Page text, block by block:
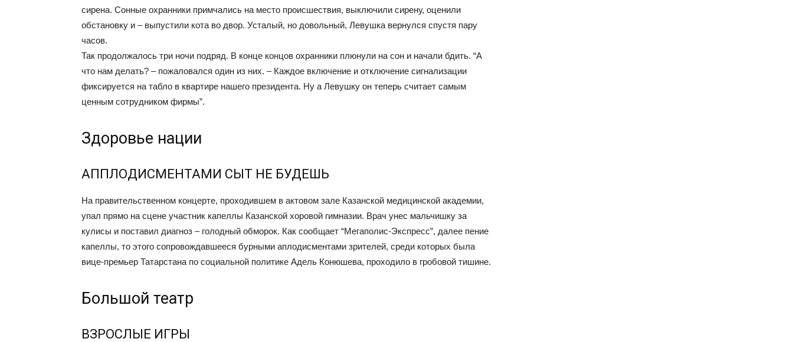
сирена. Сонные охранники примчались на место происшествия, выключили сирену, оценили
обстановку и – выпустили кота во двор. Усталый, но довольный, Левушка вернулся спустя пару
часов.
Так продолжалось три ночи подряд. В конце концов охранники плюнули на сон и начали бдить. “А
что нам делать? – пожаловался один из них. – Каждое включение и отключение сигнализации
фиксируется на табло в квартире нашего президента. Ну а Левушку он теперь считает самым
ценным сотрудником фирмы”.
Здоровье нации
АППЛОДИСМЕНТАМИ СЫТ НЕ БУДЕШЬ
На правительственном концерте, проходившем в актовом зале Казанской медицинской академии,
упал прямо на сцене участник капеллы Казанской хоровой гимназии. Врач унес мальчишку за
кулисы и поставил диагноз – голодный обморок. Как сообщает “Мегаполис-Экспресс”, далее пение
капеллы, то этого сопровождавшееся бурными аплодисментами зрителей, среди которых была
вице-премьер Татарстана по социальной политике Адель Конюшева, проходило в гробовой тишине.
Большой театр
ВЗРОСЛЫЕ ИГРЫ